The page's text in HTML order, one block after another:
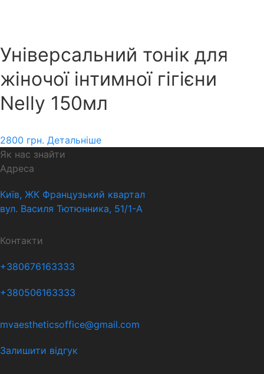
Універсальний тонік для
жіночої інтимної гігієни
Nelly 150мл
2800 грн. Детальніше
Як нас знайти
Адреса
Київ, ЖК Французький квартал
вул. Василя Тютюнника, 51/1-А
Контакти
+380676163333
+380506163333
mvaestheticsoffice@gmail.com
Залишити відгук